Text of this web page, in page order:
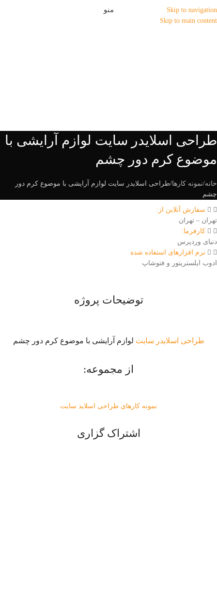
Skip to navigation
Skip to main content
منو
طراحی اسلایدر سایت لوازم آرایشی با
موضوع کرم دور چشم
خانه نمونه کارها طراحی اسلایدر سایت لوازم آرایشی با موضوع کرم دور
چشم
سفارش آنلاین از:
تهران – تهران
کارفرما:
دنیای وردپرس
نرم افزارهای استفاده شده
ادوب ایلستریتور و فتوشاپ
توضیحات پروژه
طراحی اسلایدر سایت لوازم آرایشی با موضوع کرم دور چشم
از مجموعه:
نمونه کارهای طراحی اسلاید سایت
اشتراک گزاری